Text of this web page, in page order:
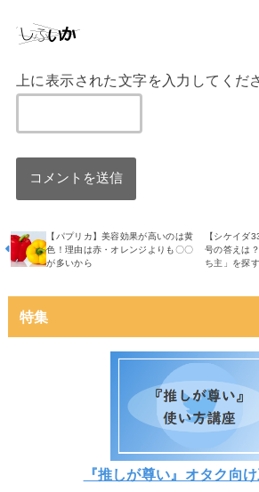
上に表示された文字を入力してくだ
【パプリカ】美容効果が高いのは黄
色！理由は赤・オレンジよりも〇〇
が多いから
【シケイダ
号の答えは
ち主」を探
特集
『推しが尊い』オタク向